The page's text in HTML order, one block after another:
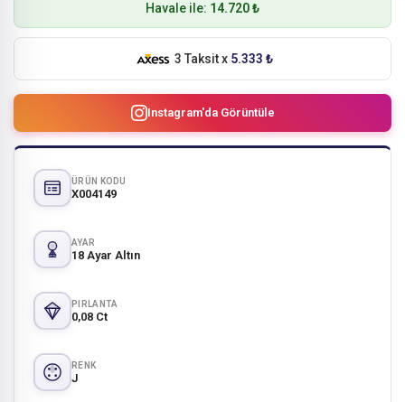
Havale ile: 14.720 ₺
3 Taksit x 5.333 ₺
Instagram'da Görüntüle
ÜRÜN KODU
X004149
AYAR
18 Ayar Altın
PIRLANTA
0,08 Ct
RENK
J